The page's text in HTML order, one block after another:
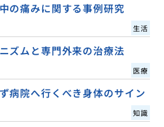
の痛みに関する事例研究
生活
ズムと専門外来の治療法
医療
病院へ行くべき身体のサイン
知識